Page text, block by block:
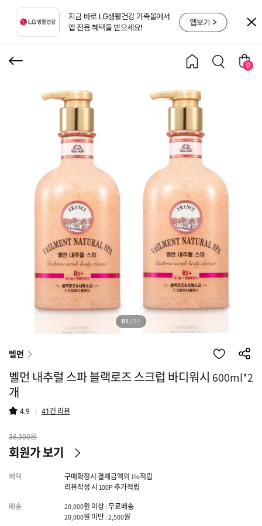
0
즈 스크럽 바디워시 600
01 /01
벨먼
벨먼 내추럴 스파 블랙로즈 스크럽 바디워시 600ml*2
개
4.9 41 건 리뷰
36,300원
회원가 보기
혜택
구매확정시 결제금액의 1%적립
리뷰작성 시 100P 추가적립
배송
20,000원 이상 : 무료배송
20,000원 미만 : 2,500원